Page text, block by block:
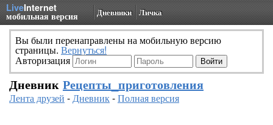
LiveInternet
мобильная версия Дневники Личка
Вы были перенаправлены на мобильную версию
страницы. Вернуться!
Авторизация
Дневник Рецепты_приготовления
Лента друзей -Дневник-Полная версия